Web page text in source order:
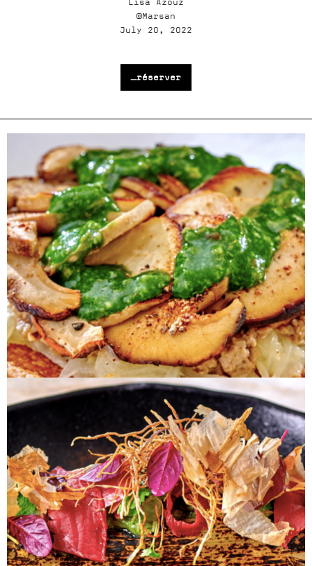
©Marsan
July 20, 2022
_réserver